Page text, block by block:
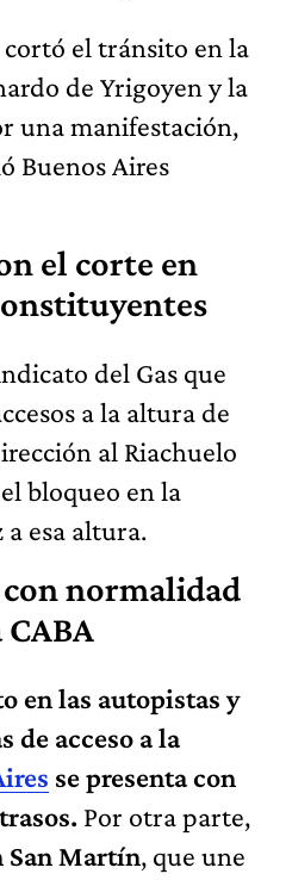
cortó el tránsito en la
de Yrigoyen y la
una manifestación,
Buenos Aires
el corte en
del Gas que
a la altura de
al Riachuelo
bloqueo en la
a esa altura.
normalidad
CABA
en las autopistas y
de acceso a la
se presenta con
Por otra parte,
San Martín, que une